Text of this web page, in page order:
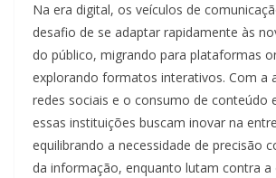
Na era digital, os veículos de
desafio de se adaptar rapidamente às
do público, migrando para plataformas
explorando formatos interativos. Com a
redes sociais e o consumo de conteúdo
essas instituições buscam inovar na
equilibrando a necessidade de precisão
da informação, enquanto lutam contra a